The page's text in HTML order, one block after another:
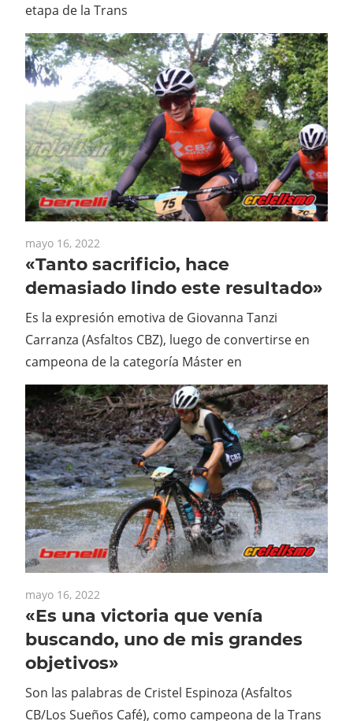
etapa de la Trans
mayo 16, 2022
«Tanto sacrificio, hace
demasiado lindo este resultado»
Es la expresión emotiva de Giovanna Tanzi
Carranza (Asfaltos CBZ), luego de convertirse en
campeona de la categoría Máster en
mayo 16, 2022
«Es una victoria que venía
buscando, uno de mis grandes
objetivos»
Son las palabras de Cristel Espinoza (Asfaltos
CB/Los Sueños Café), como campeona de la Trans